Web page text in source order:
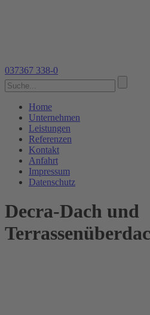
037367 338-0
Home
Unternehmen
Leistungen
Referenzen
Kontakt
Anfahrt
Impressum
Datenschutz
Decra-Dach und